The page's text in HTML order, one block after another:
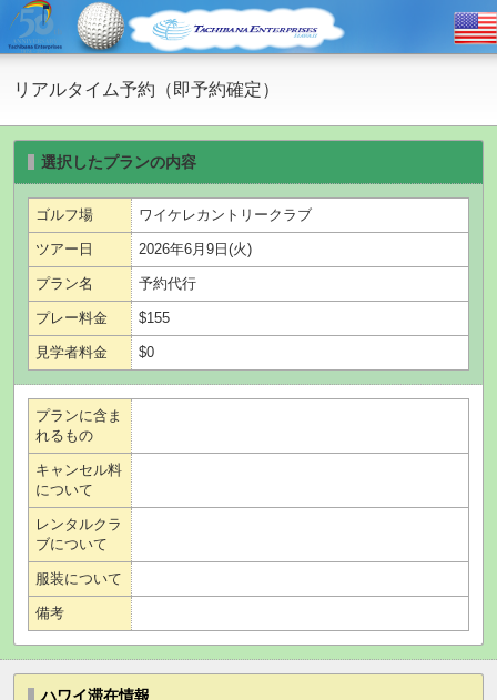
リアルタイム予約（即予約確定）
選択したプランの内容
ゴルフ場 ワイケレカントリークラブ
ツアー日 2026年6月9日(火)
プラン名 予約代行
プレー料金 $155
見学者料金 $0
プランに含ま
れるもの
キャンセル料
について
レンタルクラ
ブについて
服装について
備考
ハワイ滞在情報